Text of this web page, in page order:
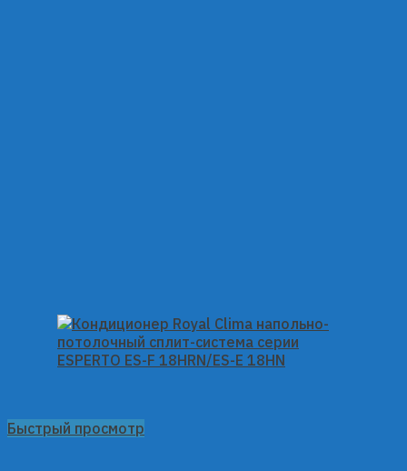
Быстрый просмотр